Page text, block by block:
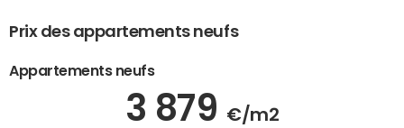
Prix des appartements neufs
Appartements neufs
3 879 €/m2